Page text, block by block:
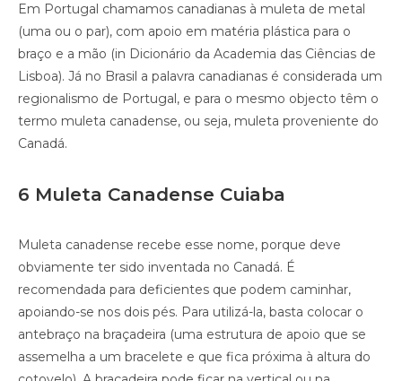
Em Portugal chamamos canadianas à muleta de metal
(uma ou o par), com apoio em matéria plástica para o
braço e a mão (in Dicionário da Academia das Ciências de
Lisboa). Já no Brasil a palavra canadianas é considerada um
regionalismo de Portugal, e para o mesmo objecto têm o
termo muleta canadense, ou seja, muleta proveniente do
Canadá.
6 Muleta Canadense Cuiaba
Muleta canadense recebe esse nome, porque deve
obviamente ter sido inventada no Canadá. É
recomendada para deficientes que podem caminhar,
apoiando-se nos dois pés. Para utilizá-la, basta colocar o
antebraço na braçadeira (uma estrutura de apoio que se
assemelha a um bracelete e que fica próxima à altura do